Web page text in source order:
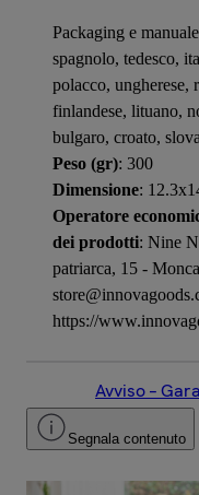
Packaging e
spagnolo, tedesco,
polacco, ungherese,
finlandese, lituano,
bulgaro, croato,
Peso (gr): 300
Dimensione:
Operatore
dei prodotti: Nine
patriarca, 15 -
https://
Avviso –
Segnala contenuto